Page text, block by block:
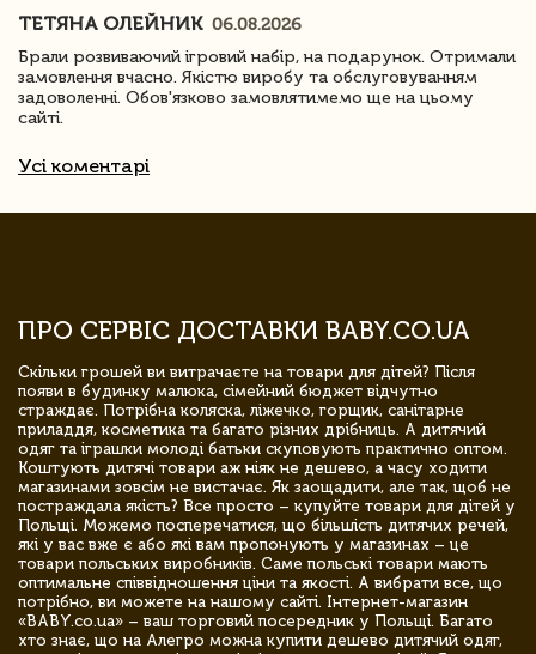
ТЕТЯНА ОЛЕЙНИК 06.08.2026
Брали розвиваючий ігровий набір, на подарунок. Отримали
замовлення вчасно. Якістю виробу та обслуговуванням
задоволенні. Обов'язково замовлятимемо ще на цьому
сайті.
Усі коментарі
ПРО СЕРВІС ДОСТАВКИ BABY.CO.UA
Скільки грошей ви витрачаєте на товари для дітей? Після
появи в будинку малюка, сімейний бюджет відчутно
страждає. Потрібна коляска, ліжечко, горщик, санітарне
приладдя, косметика та багато різних дрібниць. А дитячий
одяг та іграшки молоді батьки скуповують практично оптом.
Коштують дитячі товари аж ніяк не дешево, а часу ходити
магазинами зовсім не вистачає. Як заощадити, але так, щоб не
постраждала якість? Все просто – купуйте товари для дітей у
Польщі. Можемо посперечатися, що більшість дитячих речей,
які у вас вже є або які вам пропонують у магазинах – це
товари польських виробників. Саме польські товари мають
оптимальне співвідношення ціни та якості. А вибрати все, що
потрібно, ви можете на нашому сайті. Інтернет-магазин
«BABY.co.ua» – ваш торговий посередник у Польщі. Багато
хто знає, що на Алегро можна купити дешево дитячий одяг,